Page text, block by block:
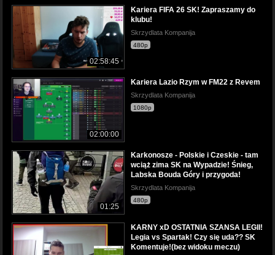
02:58:45
Kariera FIFA 26 SK! Zapraszamy do
klubu!
Skrzydlata Kompanija
480p
02:00:00
Kariera Lazio Rzym w FM22 z Revem
Skrzydlata Kompanija
1080p
01:25
Karkonosze - Polskie i Czeskie - tam
wciąż zima SK na Wypadzie! Śnieg,
Labska Bouda Góry i przygoda!
Skrzydlata Kompanija
480p
KARNY xD OSTATNIA SZANSA LEGII!
Legia vs Spartak! Czy się uda?? SK
Komentuje!(bez widoku meczu)